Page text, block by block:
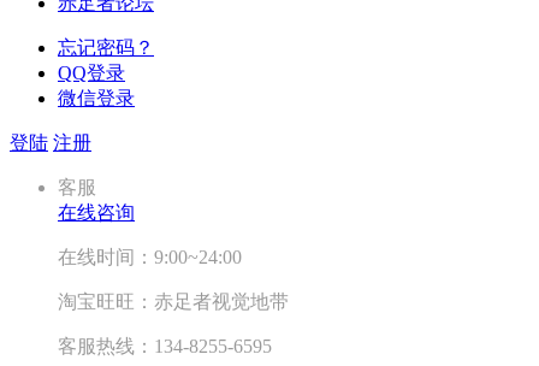
忘记密码？
QQ登录
微信登录
登陆 注册
客服
在线咨询
在线时间：9:00~24:00
淘宝旺旺：赤足者视觉地带
客服热线：134-8255-6595